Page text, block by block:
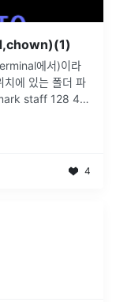
에서)이라
치에 있는 폴더 파
staff 128 4 3
4